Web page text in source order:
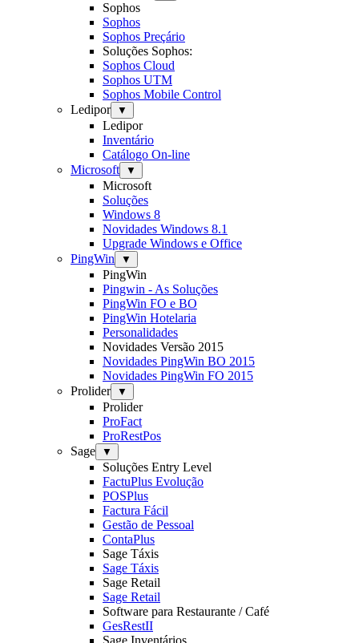
Sophos
Sophos
Sophos Preçário
Soluções Sophos:
Sophos Cloud
Sophos UTM
Sophos Mobile Control
Ledipor
▼
Ledipor
Inventário
Catálogo On-line
Microsoft
▼
Microsoft
Soluções
Windows 8
Novidades Windows 8.1
Upgrade Windows e Office
PingWin
▼
PingWin
Pingwin - As Soluções
PingWin FO e BO
PingWin Hotelaria
Personalidades
Novidades Versão 2015
Novidades PingWin BO 2015
Novidades PingWin FO 2015
Prolider
▼
Prolider
ProFact
ProRestPos
Sage
▼
Soluções Entry Level
FactuPlus Evolução
POSPlus
Factura Fácil
Gestão de Pessoal
ContaPlus
Sage Táxis
Sage Táxis
Sage Retail
Sage Retail
Software para Restaurante / Café
GesRestII
Sage Inventários